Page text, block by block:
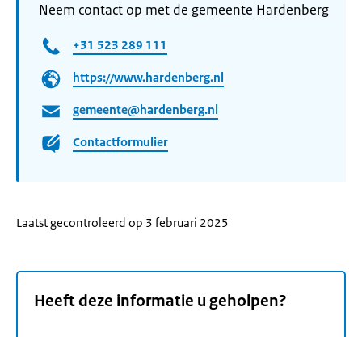
Neem contact op met de gemeente Hardenberg
+31 523 289 111
https://www.hardenberg.nl
gemeente@hardenberg.nl
Contactformulier
Laatst gecontroleerd op 3 februari 2025
Heeft deze informatie u geholpen?